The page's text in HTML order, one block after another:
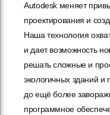
Autodesk меняет
проектирования и
Наша технология
и дает возможность
решать сложные и
экологичных зданий
до ещё более
программное